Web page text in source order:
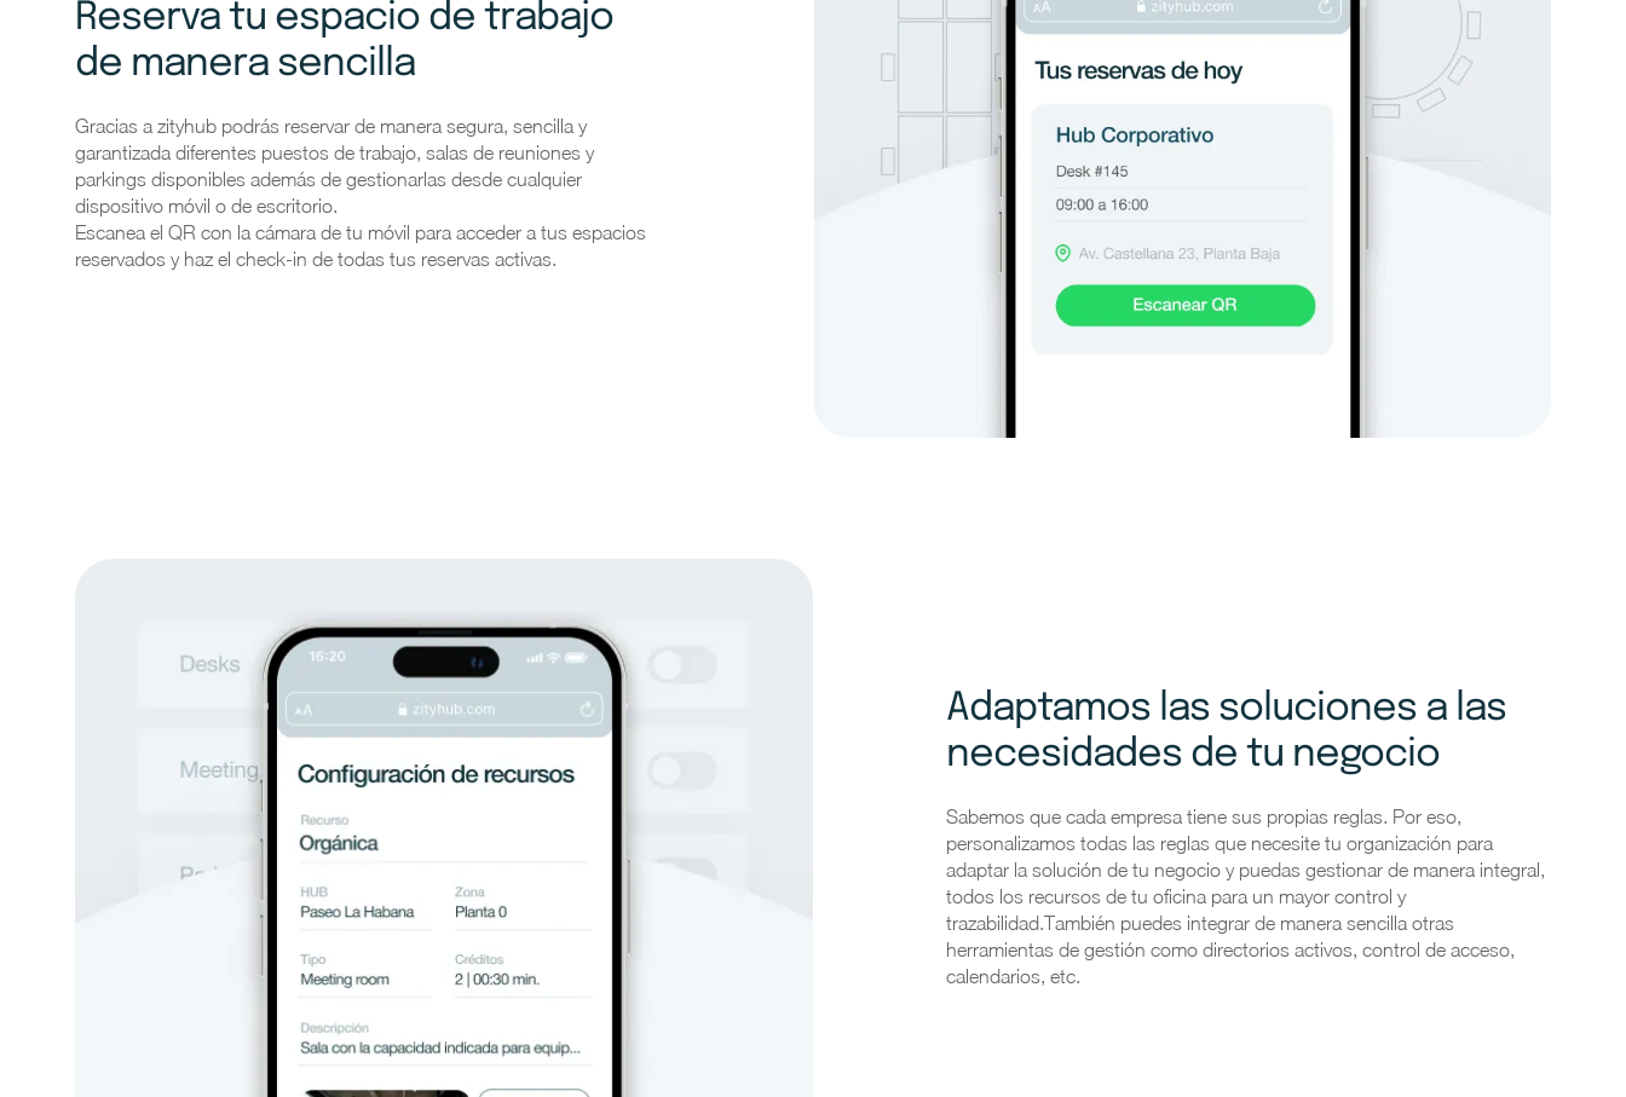
Reserva tu espacio de trabajo
de manera sencilla
Gracias a zityhub podrás reservar de manera segura, sencilla y
garantizada diferentes puestos de trabajo, salas de reuniones y
parkings disponibles además de gestionarlas desde cualquier
dispositivo móvil o de escritorio.
Escanea el QR con la cámara de tu móvil para acceder a tus espacios
reservados y haz el check-in de todas tus reservas activas.
Adaptamos las soluciones a las
necesidades de tu negocio
Sabemos que cada empresa tiene sus propias reglas. Por eso,
personalizamos todas las reglas que necesite tu organización para
adaptar la solución de tu negocio y puedas gestionar de manera integral,
todos los recursos de tu oficina para un mayor control y
trazabilidad.También puedes integrar de manera sencilla otras
herramientas de gestión como directorios activos, control de acceso,
calendarios, etc.